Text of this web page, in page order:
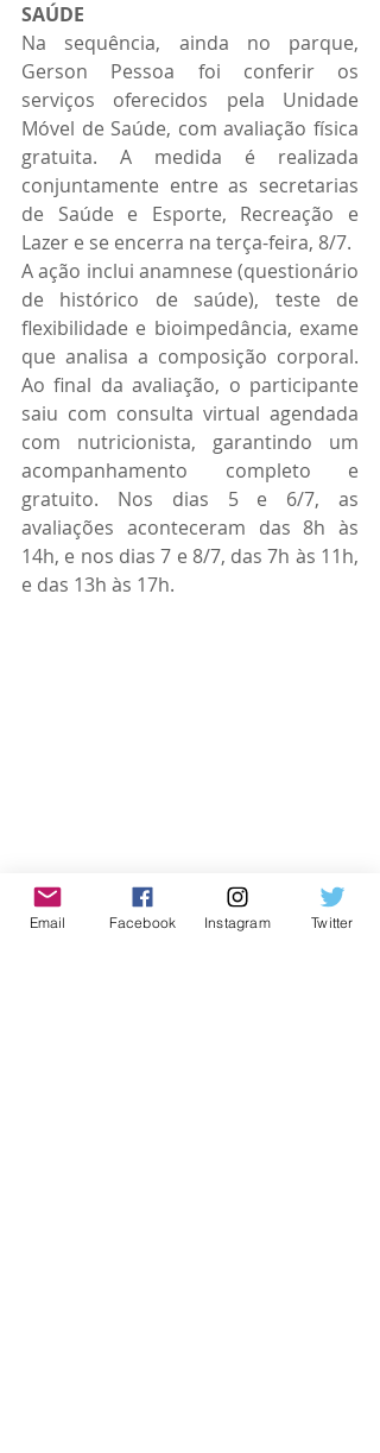
SAÚDE
Na sequência, ainda no parque,
Gerson Pessoa foi conferir os
serviços oferecidos pela Unidade
Móvel de Saúde, com avaliação física
gratuita. A medida é realizada
conjuntamente entre as secretarias
de Saúde e Esporte, Recreação e
Lazer e se encerra na terça-feira, 8/7.
A ação inclui anamnese (questionário
de histórico de saúde), teste de
flexibilidade e bioimpedância, exame
que analisa a composição corporal.
Ao final da avaliação, o participante
saiu com consulta virtual agendada
com nutricionista, garantindo um
acompanhamento completo e
gratuito. Nos dias 5 e 6/7, as
avaliações aconteceram das 8h às
14h, e nos dias 7 e 8/7, das 7h às 11h,
e das 13h às 17h.
Email Facebook Instagram Twitter